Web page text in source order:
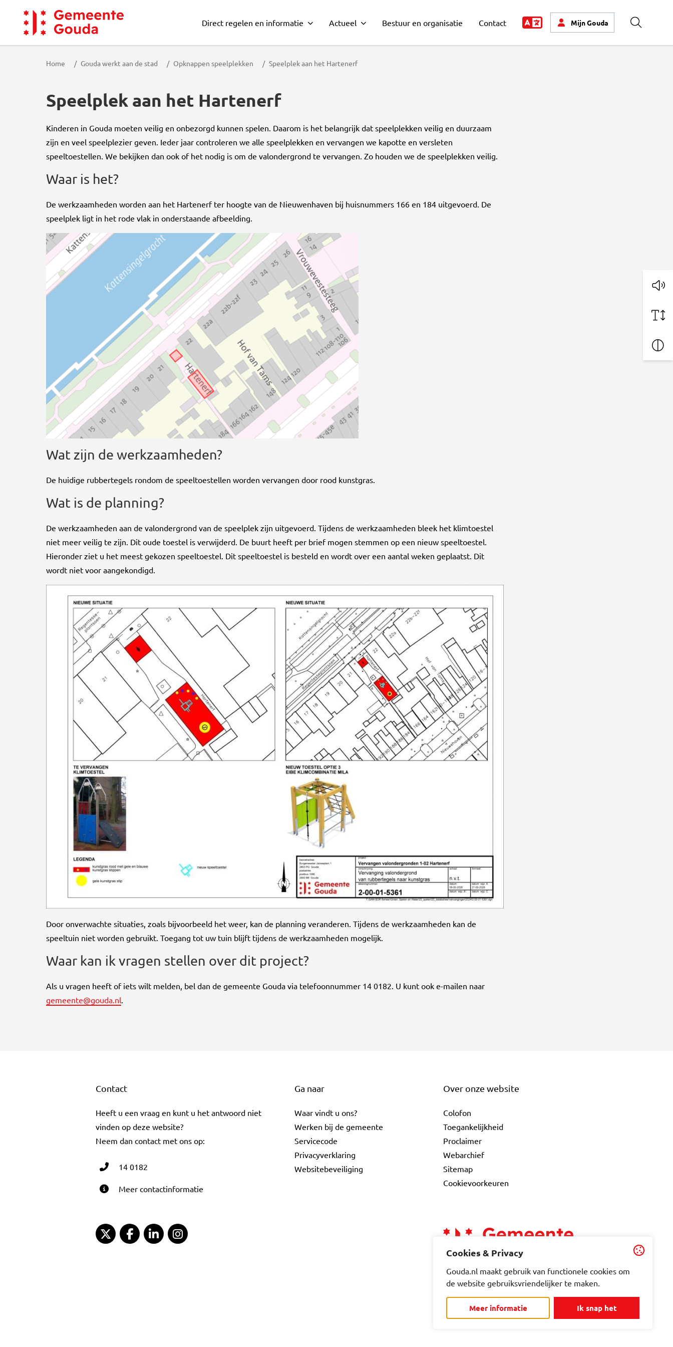
Cookies & Privacy
Gouda.nl maakt gebruik van functionele cookies om
de website gebruiksvriendelijker te maken.
Meer informatie Ik snap het
Gemeente Gouda
Direct regelen en informatie Actueel Bestuur en organisatie Contact MijnGouda Zoeken
Home Gouda werkt aan de stad Opknappen speelplekken Speelplek aan het Hartenerf
Speelplek aan het Hartenerf
Kinderen in Gouda moeten veilig en onbezorgd kunnen spelen. Daarom is het belangrijk dat speelplekken veilig en duurzaam
zijn en veel speelplezier geven. Ieder jaar controleren we alle speelplekken en vervangen we kapotte en versleten
speeltoestellen. We bekijken dan ook of het nodig is om de valondergrond te vervangen. Zo houden we de speelplekken veilig.
Waar is het?
De werkzaamheden worden aan het Hartenerf ter hoogte van de Nieuwenhaven bij huisnummers 166 en 184 uitgevoerd. De
speelplek ligt in het rode vlak in onderstaande afbeelding.
Wat zijn de werkzaamheden?
De huidige rubbertegels rondom de speeltoestellen worden vervangen door rood kunstgras.
Wat is de planning?
De werkzaamheden aan de valondergrond van de speelplek zijn uitgevoerd. Tijdens de werkzaamheden bleek het klimtoestel
niet meer veilig te zijn. Dit oude toestel is verwijderd. De buurt heeft per brief mogen stemmen op een nieuw speeltoestel.
Hieronder ziet u het meest gekozen speeltoestel. Dit speeltoestel is besteld en wordt over een aantal weken geplaatst. Dit
wordt niet voor aangekondigd.
Door onverwachte situaties, zoals bijvoorbeeld het weer, kan de planning veranderen. Tijdens de werkzaamheden kan de
speeltuin niet worden gebruikt. Toegang tot uw tuin blijft tijdens de werkzaamheden mogelijk.
Waar kan ik vragen stellen over dit project?
Als u vragen heeft of iets wilt melden, bel dan de gemeente Gouda via telefoonnummer 14 0182. U kunt ook e-mailen naar
gemeente@gouda.nl
Contact
Heeft u een vraag en kunt u het antwoord niet
vinden op deze website?
Neem dan contact met ons op:
14 0182
Meer contactinformatie
Gemeente Gouda Twitter
Gemeente Gouda Facebook
Gemeente Gouda LinkedIn
Ga naar
Waar vindt u ons?
Werken bij de gemeente
Servicecode
Privacyverklaring
Websitebeveiliging
Over onze website
Colofon
Toegankelijkheid
Proclaimer
Webarchief
Sitemap
Cookievoorkeuren